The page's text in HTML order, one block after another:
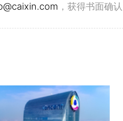
，获得书面确认